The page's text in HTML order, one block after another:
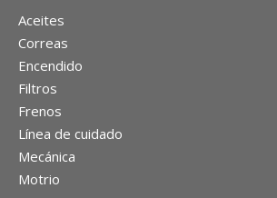
Aceites
Correas
Encendido
Filtros
Frenos
Línea de cuidado
Mecánica
Motrio